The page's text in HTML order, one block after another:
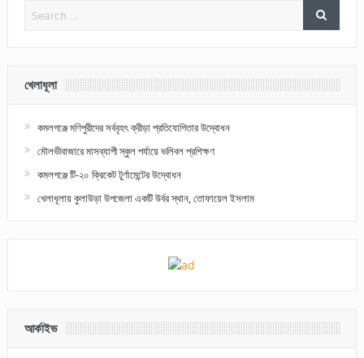
খেলাধূলা
কমলগঞ্জে মণিপুরীদের সর্ববৃহৎ ক্রীড়া প্রতিযোগিতার উদ্বোধন
মৌলভীবাজারে মাসব্যাপী স্কুল পর্যায়ে ভলিবল প্রশিক্ষণ
কমলগঞ্জে টি-২০ ক্রিকেট টুর্ণামেন্টের উদ্বোধন
খেলাধূলায় কুলাউড়া উপজেলা একটি উর্বর স্থান, তোফায়েল ইসলাম
আর্কাইভ